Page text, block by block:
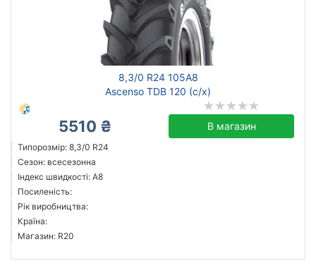
8,3/0 R24 105A8
Ascenso TDB 120 (с/х)
5510 ₴ В магазин
Типорозмір: 8,3/0 R24
Сезон: всесезонна
Індекс швидкості: A8
Посиленість:
Рік виробництва:
Країна:
Магазин: R20